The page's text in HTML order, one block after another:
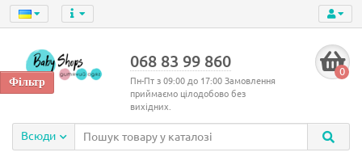
068 83 99 860
Пн-Пт з 09:00 до 17:00 Замовлення
приймаємо цілодобово без
вихідних.
0
Всюди